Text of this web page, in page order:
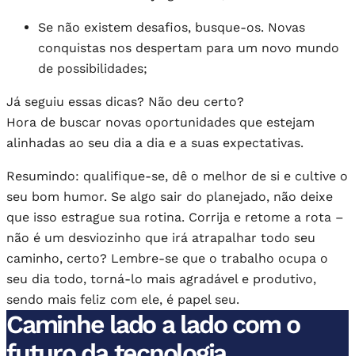
Se não existem desafios, busque-os. Novas
conquistas nos despertam para um novo mundo
de possibilidades;
Já seguiu essas dicas? Não deu certo?
Hora de buscar novas oportunidades que estejam
alinhadas ao seu dia a dia e a suas expectativas.
Resumindo: qualifique-se, dê o melhor de si e cultive o
seu bom humor. Se algo sair do planejado, não deixe
que isso estrague sua rotina. Corrija e retome a rota –
não é um desviozinho que irá atrapalhar todo seu
caminho, certo? Lembre-se que o trabalho ocupa o
seu dia todo, torná-lo mais agradável e produtivo,
sendo mais feliz com ele, é papel seu.
Caminhe lado a lado com o